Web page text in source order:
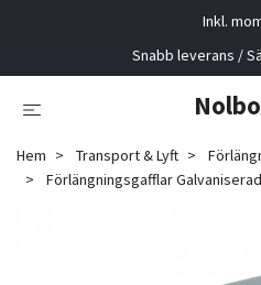
Inkl.
Snabb leverans /
Hem Transport & Lyft
Förlängningsgafflar